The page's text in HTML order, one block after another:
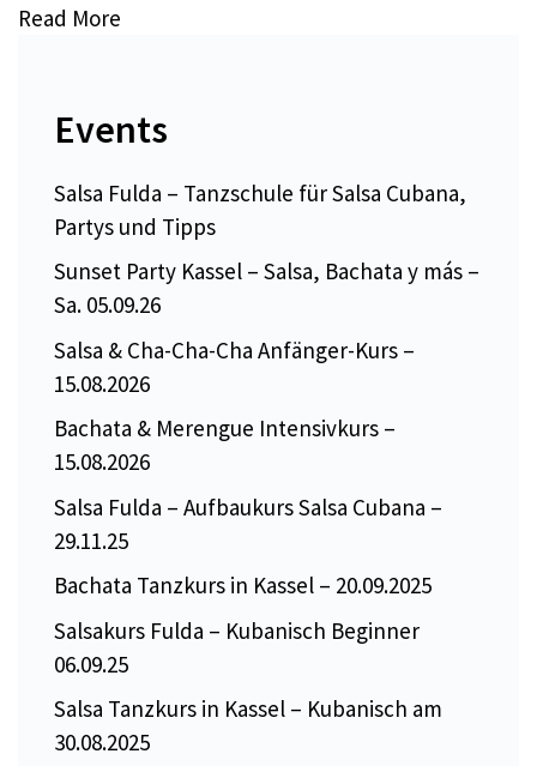
Read More
Events
Salsa Fulda – Tanzschule für Salsa Cubana,
Partys und Tipps
Sunset Party Kassel – Salsa, Bachata y más –
Sa. 05.09.26
Salsa & Cha-Cha-Cha Anfänger-Kurs –
15.08.2026
Bachata & Merengue Intensivkurs –
15.08.2026
Salsa Fulda – Aufbaukurs Salsa Cubana –
29.11.25
Bachata Tanzkurs in Kassel – 20.09.2025
Salsakurs Fulda – Kubanisch Beginner
06.09.25
Salsa Tanzkurs in Kassel – Kubanisch am
30.08.2025